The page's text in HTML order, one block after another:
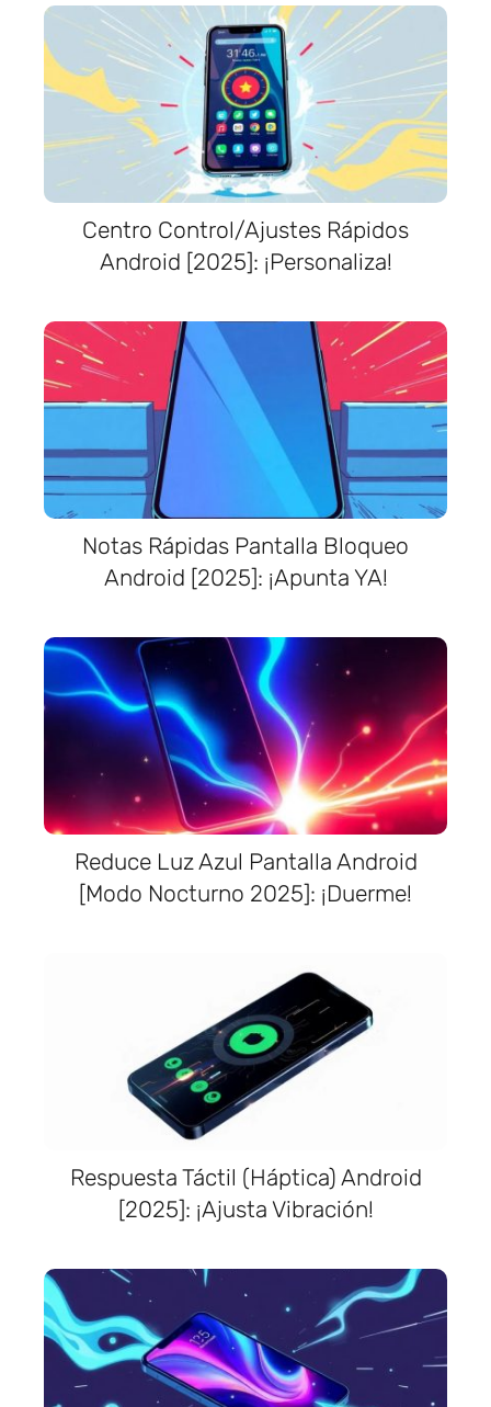
Centro Control/Ajustes Rápidos
Android [2025]: ¡Personaliza!
Notas Rápidas Pantalla Bloqueo
Android [2025]: ¡Apunta YA!
Reduce Luz Azul Pantalla Android
[Modo Nocturno 2025]: ¡Duerme!
Respuesta Táctil (Háptica) Android
[2025]: ¡Ajusta Vibración!